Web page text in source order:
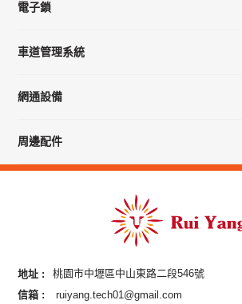
電子鎖
車道管理系統
網通設備
周邊配件
地址 :
桃園市中壢區中山東路二段546號
信箱 :
ruiyang.tech01@gmail.com